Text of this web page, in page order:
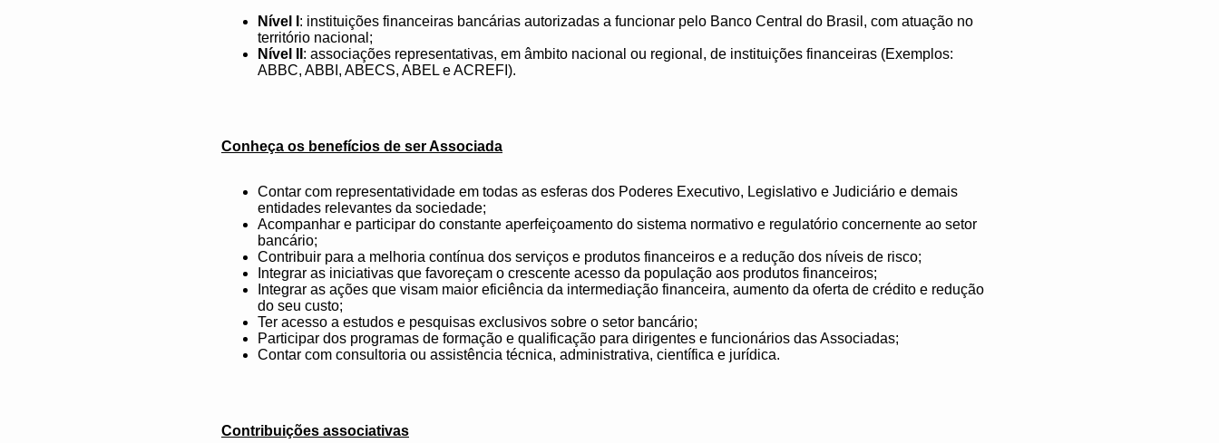
Nível I : instituições financeiras bancárias autorizadas a funcionar pelo Banco Central do Brasil, com atuação no
território nacional;
Nível II : associações representativas, em âmbito nacional ou regional, de instituições financeiras (Exemplos:
ABBC, ABBI, ABECS, ABEL e ACREFI).
Conheça os benefícios de ser Associada
Contar com representatividade em todas as esferas dos Poderes Executivo, Legislativo e Judiciário e demais
entidades relevantes da sociedade;
Acompanhar e participar do constante aperfeiçoamento do sistema normativo e regulatório concernente ao setor
bancário;
Contribuir para a melhoria contínua dos serviços e produtos financeiros e a redução dos níveis de risco;
Integrar as iniciativas que favoreçam o crescente acesso da população aos produtos financeiros;
Integrar as ações que visam maior eficiência da intermediação financeira, aumento da oferta de crédito e redução
do seu custo;
Ter acesso a estudos e pesquisas exclusivos sobre o setor bancário;
Participar dos programas de formação e qualificação para dirigentes e funcionários das Associadas;
Contar com consultoria ou assistência técnica, administrativa, científica e jurídica.
Contribuições associativas